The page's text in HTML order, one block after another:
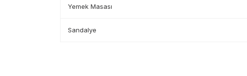
Yemek Masası
Sandalye